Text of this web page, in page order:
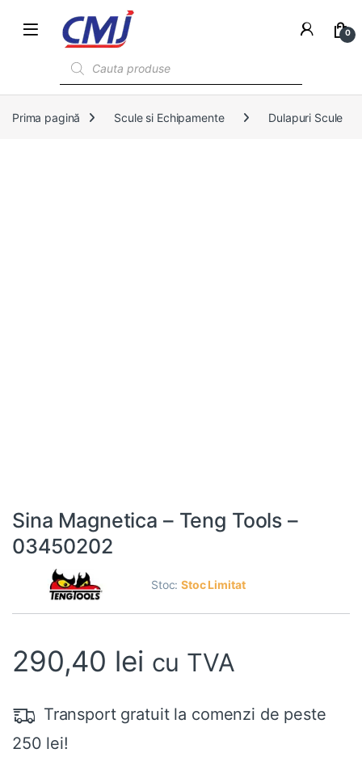
0
Prima pagină Scule si Echipamente Dulapuri Scule
Sina Magnetica – Teng Tools –
03450202
Stoc:Stoc Limitat
290,40 lei cu TVA
Transport gratuit la comenzi de peste
250 lei!